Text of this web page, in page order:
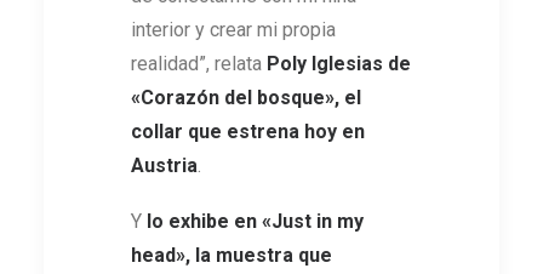
interior y crear mi propia
realidad”, relata Poly Iglesias de
«Corazón del bosque», el
collar que estrena hoy en
Austria.
Y lo exhibe en «Just in my
head», la muestra que